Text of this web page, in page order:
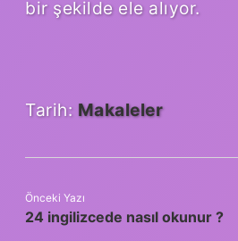
bir şekilde ele alıyor.
Tarih: Makaleler
Önceki Yazı
24 ingilizcede nasıl okunur ?